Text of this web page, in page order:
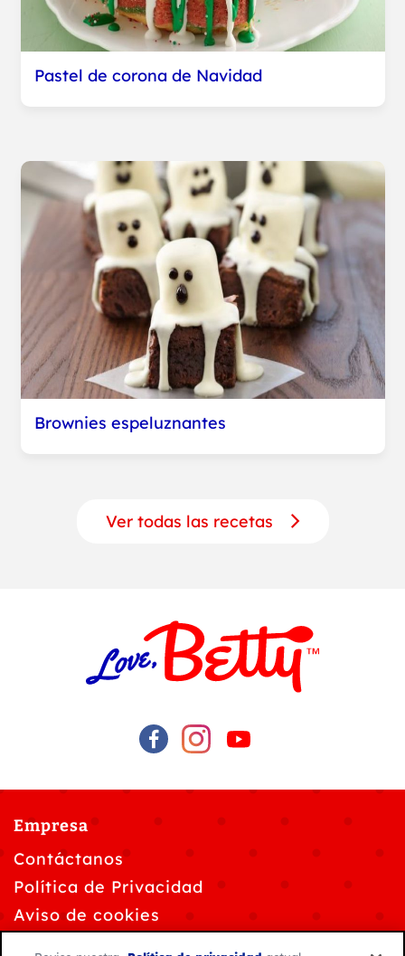
Pastel de corona de Navidad
Brownies espeluznantes
Ver todas las recetas
Empresa
Contáctanos
Política de Privacidad
Aviso de cookies